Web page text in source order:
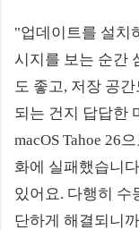
"업데이트를 설치
시지를 보는 순간
도 좋고, 저장 공
되는 건지 답답한
macOS Tahoe 26
화에 실패했습니
있어요. 다행히 수
단하게 해결되니